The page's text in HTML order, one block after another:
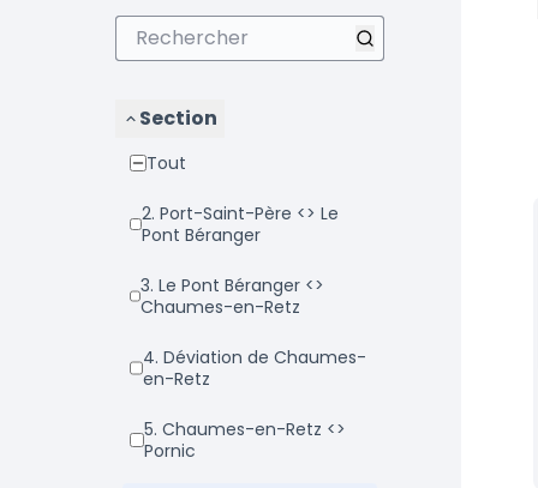
Section
Tout
2. Port-Saint-Père <> Le
Pont Béranger
3. Le Pont Béranger <>
Chaumes-en-Retz
4. Déviation de Chaumes-
en-Retz
5. Chaumes-en-Retz <>
Pornic